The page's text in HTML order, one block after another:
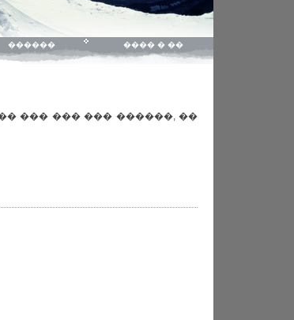
������ ���� � ��
��� ��� ��� ������, ��